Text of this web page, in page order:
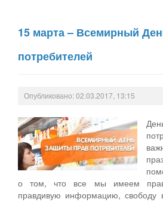
15 марта – Всемирный
потребителей
Опубликовано: 02.03.2017, 13:15
о том, что все мы имеем
правдивую информацию, свободу